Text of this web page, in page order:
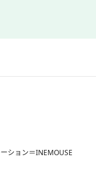
ション＝INEMOUSE